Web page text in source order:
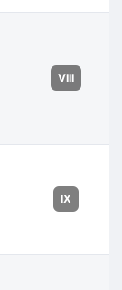
VIII
IX